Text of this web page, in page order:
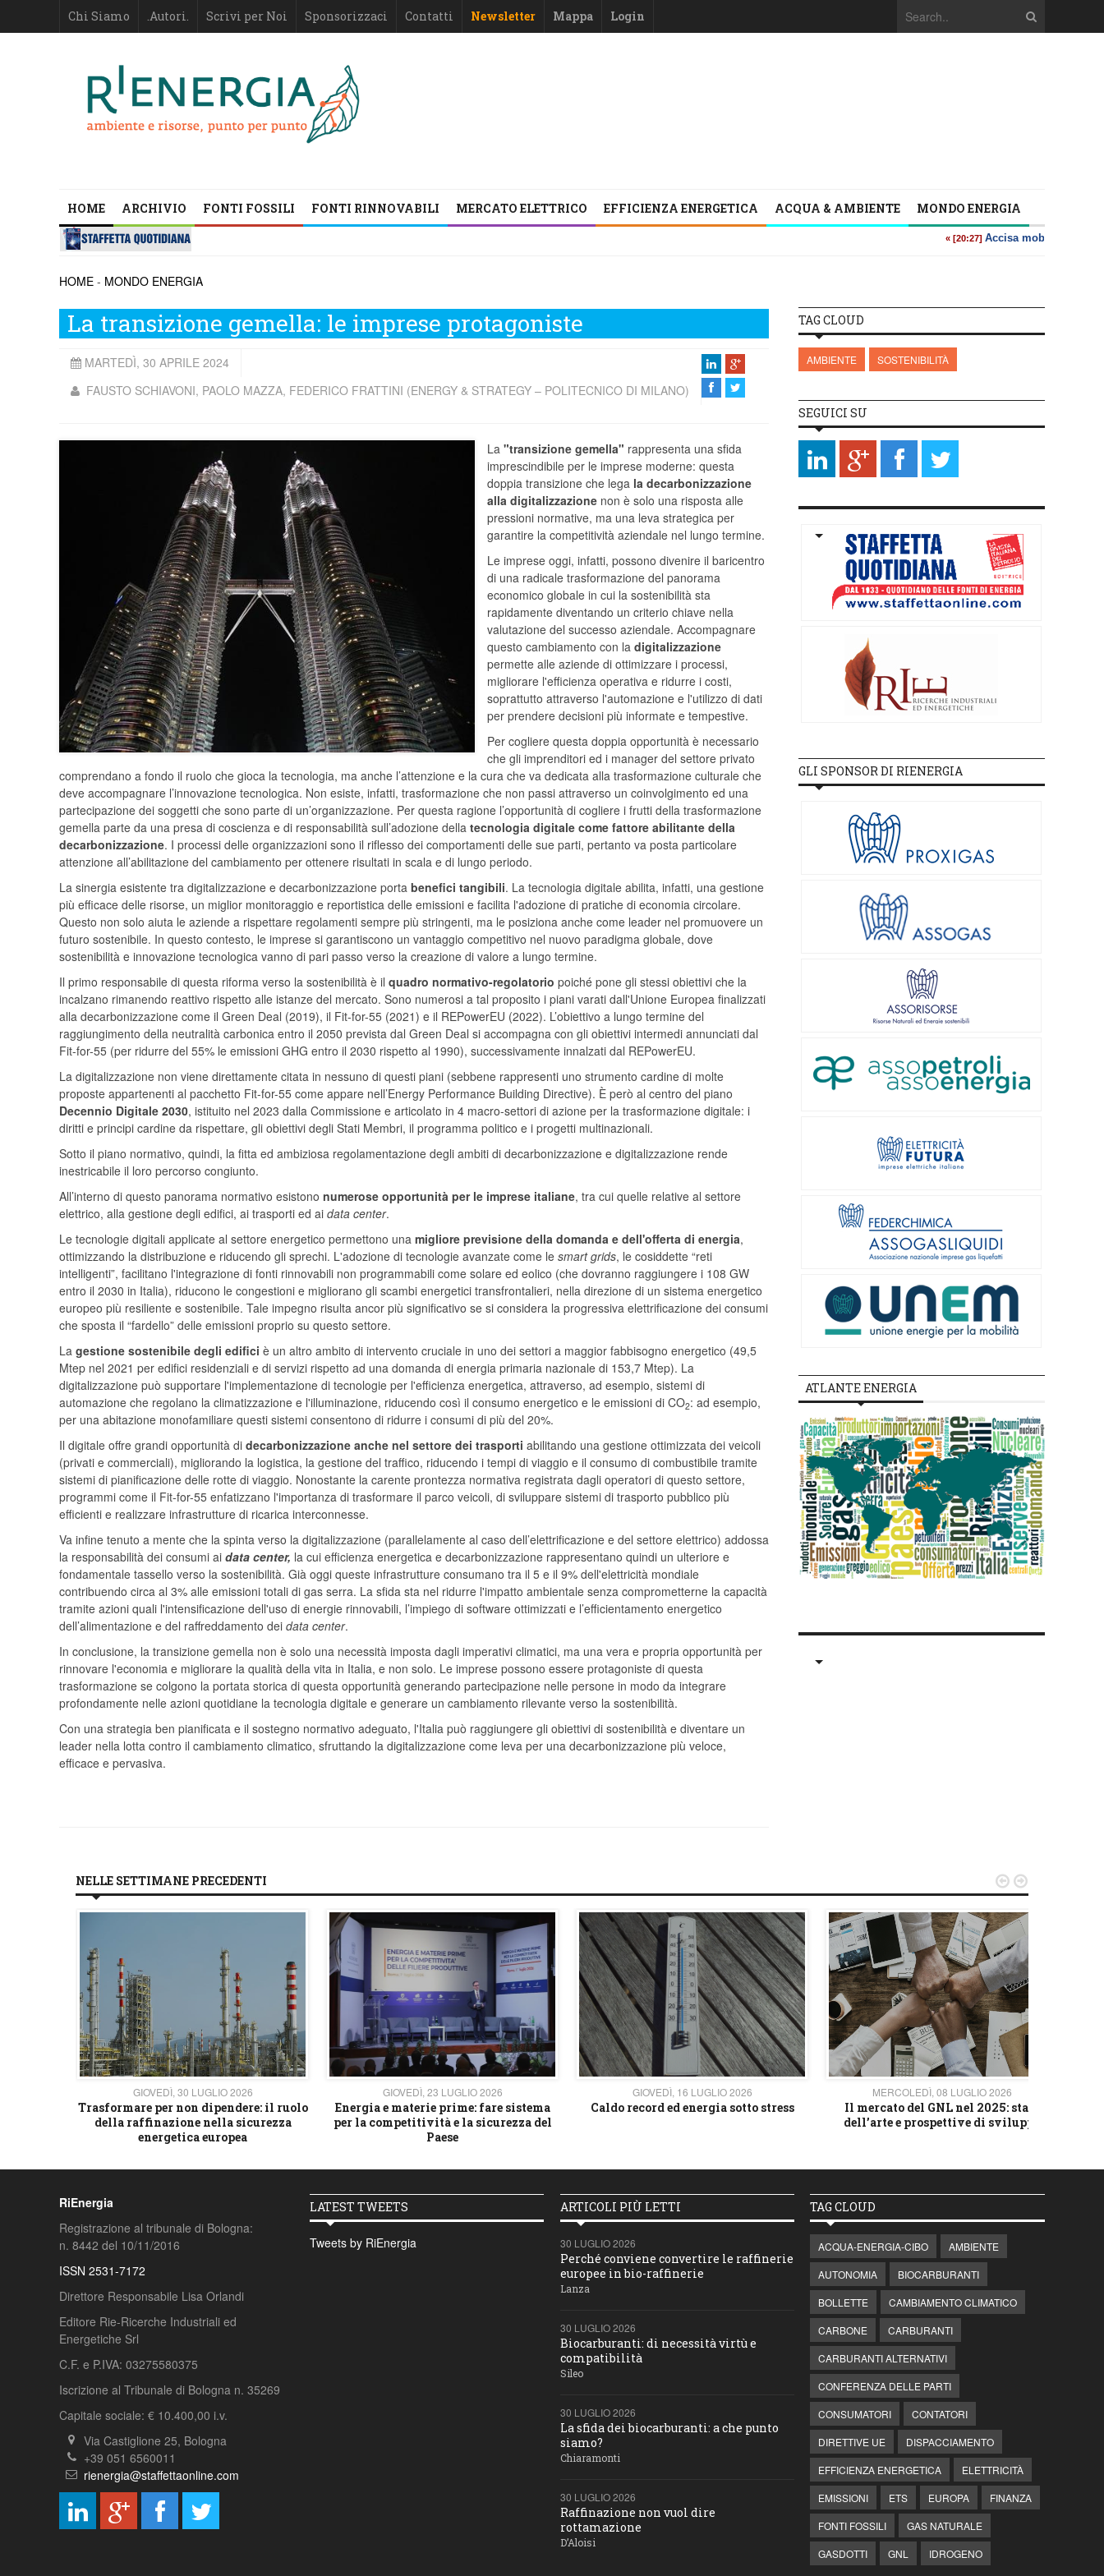
Chi Siamo .Autori. Scrivi per Noi Sponsorizzaci Contatti Newsletter Mappa Login
HOME ARCHIVIO FONTI FOSSILI FONTI RINNOVABILI MERCATO ELETTRICO EFFICIENZA ENERGETICA ACQUA & AMBIENTE MONDO ENERGIA
HOME - MONDO ENERGIA
La transizione gemella: le imprese protagoniste
MARTEDÌ, 30 APRILE 2024
FAUSTO SCHIAVONI, PAOLO MAZZA, FEDERICO FRATTINI (ENERGY & STRATEGY – POLITECNICO DI MILANO)
La"transizione gemella" rappresenta una sfida
imprescindibile per le imprese moderne: questa
doppia transizione che lega la decarbonizzazione
alla digitalizzazione non è solo una risposta alle
pressioni normative, ma una leva strategica per
garantire la competitività aziendale nel lungo termine.
Le imprese oggi, infatti, possono divenire il baricentro
di una radicale trasformazione del panorama
economico globale in cui la sostenibilità sta
rapidamente diventando un criterio chiave nella
valutazione del successo aziendale. Accompagnare
questo cambiamento con ladigitalizzazione
permette alle aziende di ottimizzare i processi,
migliorare l'efficienza operativa e ridurre i costi,
soprattutto attraverso l'automazione e l'utilizzo di dati
per prendere decisioni più informate e tempestive.
Per cogliere questa doppia opportunità è necessario
che gli imprenditori ed i manager del settore privato
comprendano a fondo il ruolo che gioca la tecnologia, ma anche l’attenzione e la cura che va dedicata alla trasformazione culturale che
deve accompagnare l’innovazione tecnologica. Non esiste, infatti, trasformazione che non passi attraverso un coinvolgimento ed una
partecipazione dei soggetti che sono parte di un’organizzazione. Per questa ragione l’opportunità di cogliere i frutti della trasformazione
gemella parte da una presa di coscienza e di responsabilità sull’adozione della tecnologia digitale come fattore abilitante della
decarbonizzazione. I processi delle organizzazioni sono il riflesso dei comportamenti delle sue parti, pertanto va posta particolare
attenzione all’abilitazione del cambiamento per ottenere risultati in scala e di lungo periodo.
La sinergia esistente tra digitalizzazione e decarbonizzazione porta benefici tangibili. La tecnologia digitale abilita, infatti, una gestione
più efficace delle risorse, un miglior monitoraggio e reportistica delle emissioni e facilita l'adozione di pratiche di economia circolare.
Questo non solo aiuta le aziende a rispettare regolamenti sempre più stringenti, ma le posiziona anche come leader nel promuovere un
futuro sostenibile. In questo contesto, le imprese si garantiscono un vantaggio competitivo nel nuovo paradigma globale, dove
sostenibilità e innovazione tecnologica vanno di pari passo verso la creazione di valore a lungo termine.
Il primo responsabile di questa riforma verso la sostenibilità è il quadro normativo-regolatorio poiché pone gli stessi obiettivi che la
incalzano rimanendo reattivo rispetto alle istanze del mercato. Sono numerosi a tal proposito i piani varati dall'Unione Europea finalizzati
alla decarbonizzazione come il Green Deal (2019), il Fit-for-55 (2021) e il REPowerEU (2022). L’obiettivo a lungo termine del
raggiungimento della neutralità carbonica entro il 2050 prevista dal Green Deal si accompagna con gli obiettivi intermedi annunciati dal
Fit-for-55 (per ridurre del 55% le emissioni GHG entro il 2030 rispetto al 1990), successivamente innalzati dal REPowerEU.
La digitalizzazione non viene direttamente citata in nessuno di questi piani (sebbene rappresenti uno strumento cardine di molte
proposte appartenenti al pacchetto Fit-for-55 come appare nell’Energy Performance Building Directive). È però al centro del piano
Decennio Digitale 2030, istituito nel 2023 dalla Commissione e articolato in 4 macro-settori di azione per la trasformazione digitale: i
diritti e principi cardine da rispettare, gli obiettivi degli Stati Membri, il programma politico e i progetti multinazionali.
Sotto il piano normativo, quindi, la fitta ed ambiziosa regolamentazione degli ambiti di decarbonizzazione e digitalizzazione rende
inestricabile il loro percorso congiunto.
All’interno di questo panorama normativo esistono numerose opportunità per le imprese italiane, tra cui quelle relative al settore
elettrico, alla gestione degli edifici, ai trasporti ed ai data center.
Le tecnologie digitali applicate al settore energetico permettono una migliore previsione della domanda e dell'offerta di energia,
ottimizzando la distribuzione e riducendo gli sprechi. L'adozione di tecnologie avanzate come le smart grids, le cosiddette “reti
intelligenti”, facilitano l'integrazione di fonti rinnovabili non programmabili come solare ed eolico (che dovranno raggiungere i 108 GW
entro il 2030 in Italia), riducono le congestioni e migliorano gli scambi energetici transfrontalieri, nella direzione di un sistema energetico
europeo più resiliente e sostenibile. Tale impegno risulta ancor più significativo se si considera la progressiva elettrificazione dei consumi
che sposta il “fardello” delle emissioni proprio su questo settore.
La gestione sostenibile degli edifici è un altro ambito di intervento cruciale in uno dei settori a maggior fabbisogno energetico (49,5
Mtep nel 2021 per edifici residenziali e di servizi rispetto ad una domanda di energia primaria nazionale di 153,7 Mtep). La
digitalizzazione può supportare l'implementazione di tecnologie per l'efficienza energetica, attraverso, ad esempio, sistemi di
automazione che regolano la climatizzazione e l'illuminazione, riducendo così il consumo energetico e le emissioni di CO2: ad esempio,
per una abitazione monofamiliare questi sistemi consentono di ridurre i consumi di più del 20%.
Il digitale offre grandi opportunità di decarbonizzazione anche nel settore dei trasporti abilitando una gestione ottimizzata dei veicoli
(privati e commerciali), migliorando la logistica, la gestione del traffico, riducendo i tempi di viaggio e il consumo di combustibile tramite
sistemi di pianificazione delle rotte di viaggio. Nonostante la carente prontezza normativa registrata dagli operatori di questo settore,
programmi come il Fit-for-55 enfatizzano l'importanza di trasformare il parco veicoli, di sviluppare sistemi di trasporto pubblico più
efficienti e realizzare infrastrutture di ricarica interconnesse.
Va infine tenuto a mente che la spinta verso la digitalizzazione (parallelamente al caso dell’elettrificazione e del settore elettrico) addossa
la responsabilità dei consumi ai data center, la cui efficienza energetica e decarbonizzazione rappresentano quindi un ulteriore e
fondamentale tassello verso la sostenibilità. Già oggi queste infrastrutture consumano tra il 5 e il 9% dell'elettricità mondiale
contribuendo circa al 3% alle emissioni totali di gas serra. La sfida sta nel ridurre l'impatto ambientale senza comprometterne la capacità
tramite azioni quali l'intensificazione dell'uso di energie rinnovabili, l’impiego di software ottimizzati e l’efficientamento energetico
dell’alimentazione e del raffreddamento dei data center.
In conclusione, la transizione gemella non è solo una necessità imposta dagli imperativi climatici, ma una vera e propria opportunità per
rinnovare l'economia e migliorare la qualità della vita in Italia, e non solo. Le imprese possono essere protagoniste di questa
trasformazione se colgono la portata storica di questa opportunità generando partecipazione nelle persone in modo da integrare
profondamente nelle azioni quotidiane la tecnologia digitale e generare un cambiamento rilevante verso la sostenibilità.
Con una strategia ben pianificata e il sostegno normativo adeguato, l'Italia può raggiungere gli obiettivi di sostenibilità e diventare un
leader nella lotta contro il cambiamento climatico, sfruttando la digitalizzazione come leva per una decarbonizzazione più veloce,
efficace e pervasiva.
TAG CLOUD
AMBIENTE SOSTENIBILITÀ
SEGUICI SU
GLI SPONSOR DI RIENERGIA
ATLANTE ENERGIA
NELLE SETTIMANE PRECEDENTI
GIOVEDÌ, 30 LUGLIO 2026
Trasformare per non dipendere: il ruolo
della raffinazione nella sicurezza
energetica europea
GIOVEDÌ, 23 LUGLIO 2026
Energia e materie prime: fare sistema
per la competitività e la sicurezza del
Paese
GIOVEDÌ, 16 LUGLIO 2026
Caldo record ed energia sotto stress
MERCOLEDÌ, 08 LUGLIO 2026
Il mercato del GNL nel 2025: stato
dell’arte e prospettive di sviluppo
 
RiEnergia
Registrazione al tribunale di Bologna:
n. 8442 del 10/11/2016
ISSN 2531-7172
Direttore Responsabile Lisa Orlandi
Editore Rie-Ricerche Industriali ed
Energetiche Srl
C.F. e P.IVA: 03275580375
Iscrizione al Tribunale di Bologna n. 35269
Capitale sociale: € 10.400,00 i.v.
Via Castiglione 25, Bologna
+39 051 6560011
rienergia@staffettaonline.com
LATEST TWEETS
Tweets by RiEnergia
ARTICOLI PIÙ LETTI
30 LUGLIO 2026
Perché conviene convertire le raffinerie
europee in bio-raffinerie
Lanza
30 LUGLIO 2026
Biocarburanti: di necessità virtù e
compatibilità
Sileo
30 LUGLIO 2026
La sfida dei biocarburanti: a che punto
siamo?
Chiaramonti
30 LUGLIO 2026
Raffinazione non vuol dire
rottamazione
D’Aloisi
TAG CLOUD
ACQUA-ENERGIA-CIBO
AMBIENTE
AUTONOMIA
BIOCARBURANTI
BOLLETTE
CAMBIAMENTO CLIMATICO
CARBONE
CARBURANTI
CARBURANTI ALTERNATIVI
CONFERENZA DELLE PARTI
CONSUMATORI
CONTATORI
DIRETTIVE UE
DISPACCIAMENTO
EFFICIENZA ENERGETICA
ELETTRICITÀ
EMISSIONI
ETS EUROPA
FINANZA
FONTI FOSSILI
GAS NATURALE
GASDOTTI
GNL IDROGENO